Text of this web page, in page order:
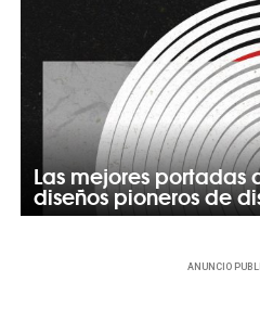
Las mejores portadas
diseños pioneros de
ANUNCIO